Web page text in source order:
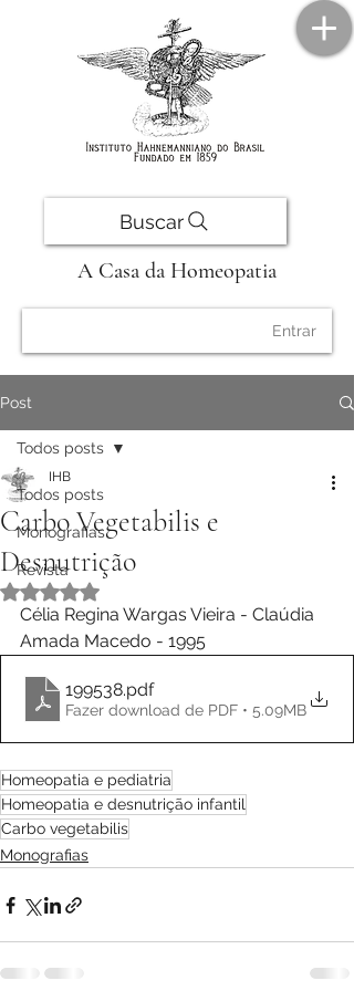
Buscar
A Casa da Homeopatia
Entrar
Post
Todos posts
Monografias
Revista
Todos posts
Carbo Vegetabilis e
Desnutrição
IHB
Avaliado com NaN de 5 estrelas.
Célia Regina Wargas Vieira - Claúdia
Amada Macedo - 1995
199538.pdf
Fazer download de PDF • 5.09MB
Homeopatia e pediatria
Homeopatia e desnutrição infantil
Carbo vegetabilis
Monografias